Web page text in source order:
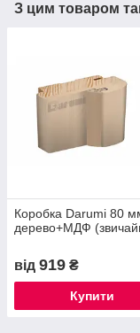
З цим товаром
Коробка Darumi 80
дерево+МДФ
від 919 ₴
Купити